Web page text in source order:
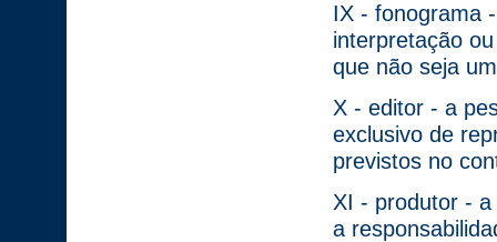
IX - fonograma
interpretação
que não seja
X - editor - a
exclusivo de
previstos no
XI - produtor -
a